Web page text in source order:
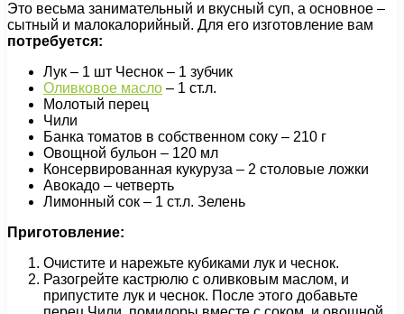
Это весьма занимательный и вкусный суп, а основное –
сытный и малокалорийный. Для его изготовление вам
потребуется:
Лук – 1 шт Чеснок – 1 зубчик
Оливковое масло – 1 ст.л.
Молотый перец
Чили
Банка томатов в собственном соку – 210 г
Овощной бульон – 120 мл
Консервированная кукуруза – 2 столовые ложки
Авокадо – четверть
Лимонный сок – 1 ст.л. Зелень
Приготовление:
Очистите и нарежьте кубиками лук и чеснок.
Разогрейте кастрюлю с оливковым маслом, и
припустите лук и чеснок. После этого добавьте